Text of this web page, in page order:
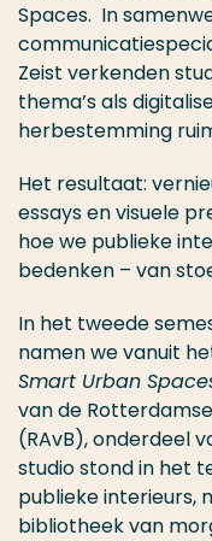
Spaces. In
Zeist verkenden
thema’s als
herbestemming
Het resultaat:
essays en visuele
hoe we publieke
bedenken – van
In het tweede
namen we vanuit
Smart Urban
van de
(RAvB), onderdeel
studio stond in het
publieke interieurs,
bibliotheek van